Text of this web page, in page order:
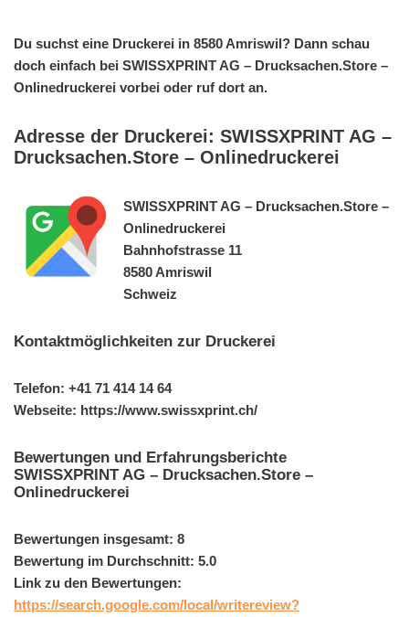
Du suchst eine Druckerei in 8580 Amriswil? Dann schau
doch einfach bei SWISSXPRINT AG – Drucksachen.Store –
Onlinedruckerei vorbei oder ruf dort an.
Adresse der Druckerei: SWISSXPRINT AG –
Drucksachen.Store – Onlinedruckerei
SWISSXPRINT AG – Drucksachen.Store –
Onlinedruckerei
Bahnhofstrasse 11
8580 Amriswil
Schweiz
Kontaktmöglichkeiten zur Druckerei
Telefon: +41 71 414 14 64
Webseite: https://www.swissxprint.ch/
Bewertungen und Erfahrungsberichte
SWISSXPRINT AG – Drucksachen.Store –
Onlinedruckerei
Bewertungen insgesamt: 8
Bewertung im Durchschnitt: 5.0
Link zu den Bewertungen:
https://search.google.com/local/writereview?